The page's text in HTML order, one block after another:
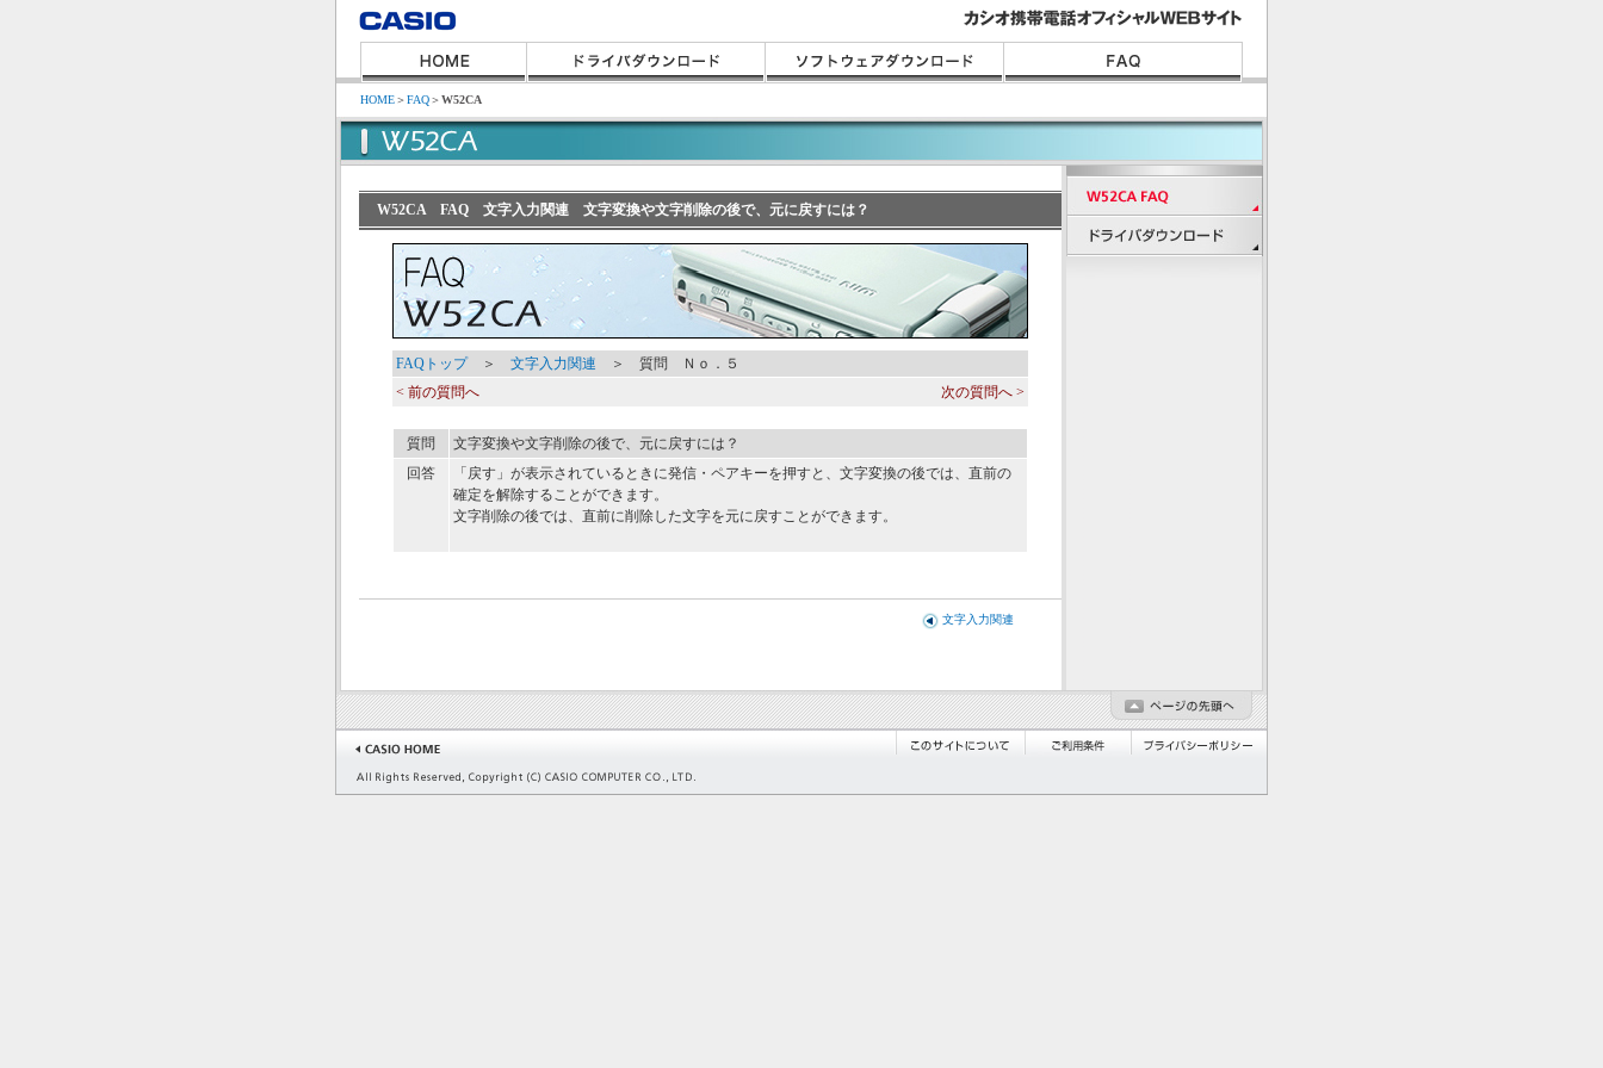
HOME＞FAQ＞W52CA
W52CA FAQ 文字入力関連 文字変換や文字削除の後で、元に戻すには？
FAQトップ＞ 文字入力関連 ＞ 質問 Ｎｏ．５
< 前の質問へ
次の質問へ >
質問
文字変換や文字削除の後で、元に戻すには？
回答
「戻す」が表示されているときに発信・ペアキーを押すと、文字変換の後では、直前の
確定を解除することができます。
文字削除の後では、直前に削除した文字を元に戻すことができます。
文字入力関連